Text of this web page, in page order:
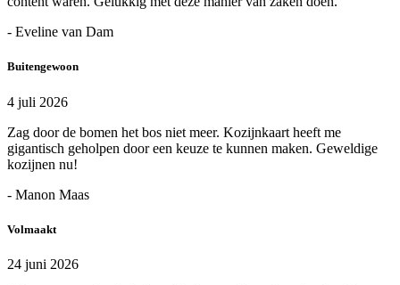
- Eveline van Dam
Buitengewoon
4 juli 2026
Zag door de bomen het bos niet meer. Kozijnkaart heeft me
gigantisch geholpen door een keuze te kunnen maken. Geweldige
kozijnen nu!
- Manon Maas
Volmaakt
24 juni 2026